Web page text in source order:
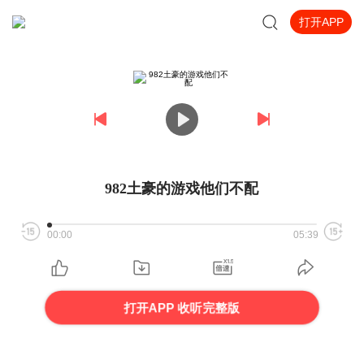
打开APP
982土豪的游戏他们不配
00:00 05:39
打开APP 收听完整版